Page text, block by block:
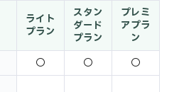
ライト
プラン
スタン
ダード
プラン
プレミ
アプラ
ン
〇 〇
〇